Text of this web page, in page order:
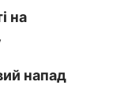
на
напад